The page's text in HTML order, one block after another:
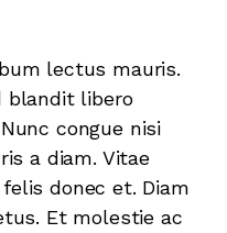
lectus mauris.
blandit libero
congue nisi
a diam. Vitae
donec et. Diam
Et molestie ac